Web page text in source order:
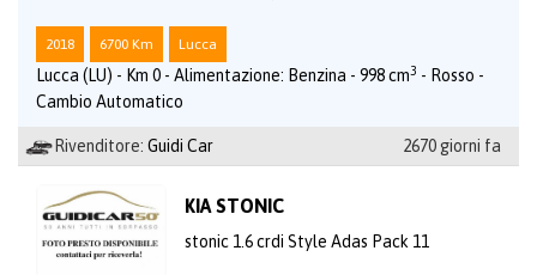
2018 6700 Km Lucca
Lucca (LU) - Km 0 - Alimentazione: Benzina - 998 cm3 - Rosso -
Cambio Automatico
Rivenditore: Guidi Car 2670 giorni fa
KIA STONIC
stonic 1.6 crdi Style Adas Pack 11